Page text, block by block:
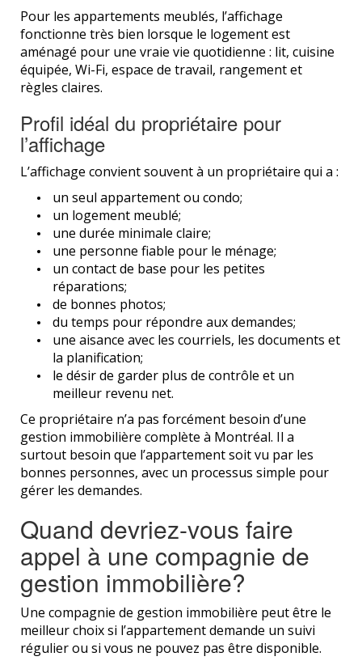
Pour les appartements meublés, l’affichage
fonctionne très bien lorsque le logement est
aménagé pour une vraie vie quotidienne : lit, cuisine
équipée, Wi-Fi, espace de travail, rangement et
règles claires.
Profil idéal du propriétaire pour
l’affichage
L’affichage convient souvent à un propriétaire qui a :
un seul appartement ou condo;
un logement meublé;
une durée minimale claire;
une personne fiable pour le ménage;
un contact de base pour les petites
réparations;
de bonnes photos;
du temps pour répondre aux demandes;
une aisance avec les courriels, les documents et
la planification;
le désir de garder plus de contrôle et un
meilleur revenu net.
Ce propriétaire n’a pas forcément besoin d’une
gestion immobilière complète à Montréal. Il a
surtout besoin que l’appartement soit vu par les
bonnes personnes, avec un processus simple pour
gérer les demandes.
Quand devriez-vous faire
appel à une compagnie de
gestion immobilière?
Une compagnie de gestion immobilière peut être le
meilleur choix si l’appartement demande un suivi
régulier ou si vous ne pouvez pas être disponible.